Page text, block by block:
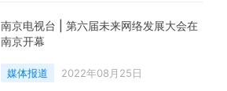
南京电视台 | 第六届未来网络发展大会在
南京开幕
媒体报道 2022年08月25日